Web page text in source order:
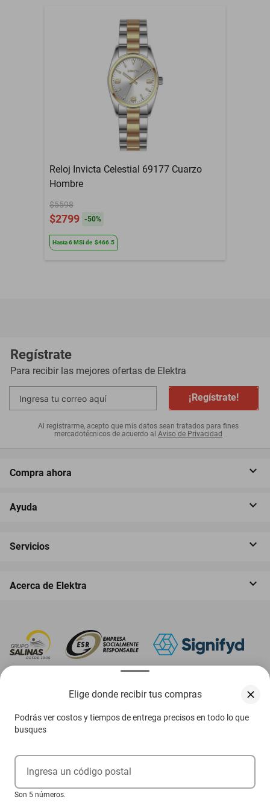
Elige donde recibir tus compras
Podrás ver costos y tiempos de entrega precisos en todo lo que
busques
Ingresa un código postal
Son 5 números.
Reloj Invicta Celestial 69177 Cuarzo
Hombre
$5598
$2799 -50%
Hasta6MSIde $466.5
Regístrate
Para recibir las mejores ofertas de Elektra
¡Regístrate!
Al registrarme, acepto que mis datos sean tratados para fines
mercadotécnicos de acuerdo al Aviso de Privacidad
Compra ahora
Ayuda
Servicios
Acerca de Elektra
Ejerce tus derechos ARCO
Condiciones Venta Digital